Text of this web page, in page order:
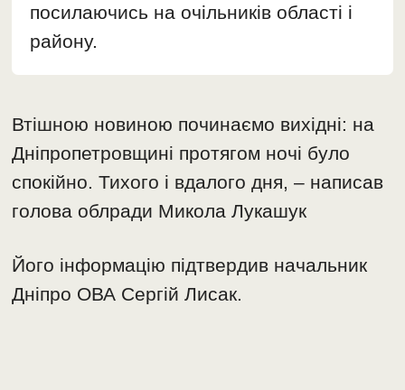
посилаючись на очільників області і
району.
Втішною новиною починаємо вихідні: на
Дніпропетровщині протягом ночі було
спокійно. Тихого і вдалого дня, – написав
голова облради Микола Лукашук
Його інформацію підтвердив начальник
Дніпро ОВА Сергій Лисак.